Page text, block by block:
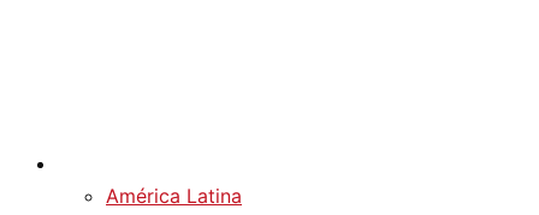
América Latina